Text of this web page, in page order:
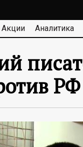
Акции Аналитика
РФ